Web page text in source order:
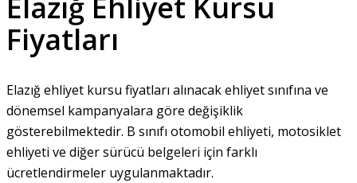
Fiyatları
Elazığ ehliyet kursu fiyatları alınacak ehliyet sınıfına ve
dönemsel kampanyalara göre değişiklik
gösterebilmektedir. B sınıfı otomobil ehliyeti, motosiklet
ehliyeti ve diğer sürücü belgeleri için farklı
ücretlendirmeler uygulanmaktadır.